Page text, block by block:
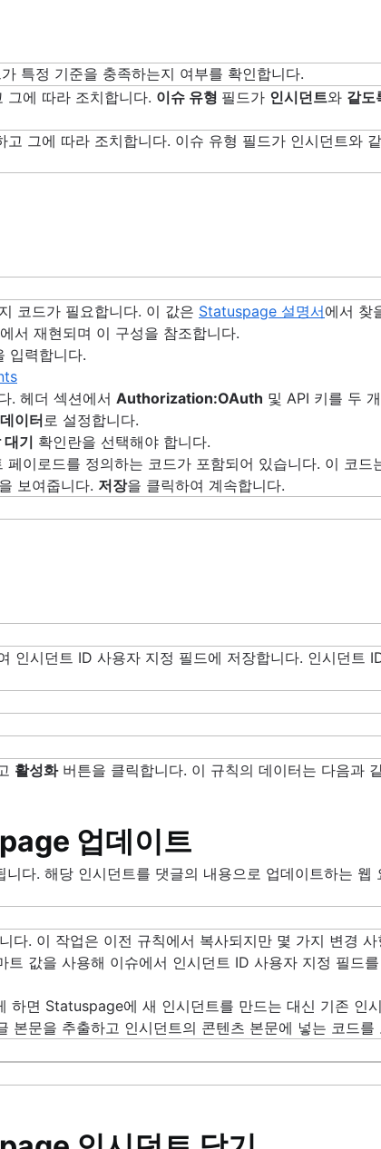
그에 따라 조치합니다. 이슈 유형 필드가 인시던트와 같도
코드가 필요합니다. 이 값은 Statuspage 설명서에서 찾
서 재현되며 이 구성을 참조합니다.
입력합니다.
. 헤더 섹션에서 Authorization:OAuth 및 API 키를 두
이터로 설정합니다.
대기 확인란을 선택해야 합니다.
이로드를 정의하는 코드가 포함되어 있습니다. 이 코드
보여줍니다. 저장을 클릭하여 계속합니다.
인시던트 ID 사용자 지정 필드에 저장합니다. 인시던트
활성화버튼을 클릭합니다. 이 규칙의 데이터는 다음과
업데이트
다. 해당 인시던트를 댓글의 내용으로 업데이트하는
다. 이 작업은 이전 규칙에서 복사되지만 몇 가지 변경
값을 사용해 이슈에서 인시던트 ID 사용자 지정 필드
하면 Statuspage에 새 인시던트를 만드는 대신 기존 인
본문을 추출하고 인시던트의 콘텐츠 본문에 넣는 코드를